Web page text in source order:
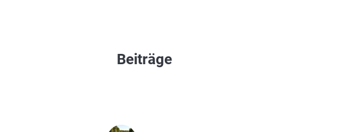
Beiträge